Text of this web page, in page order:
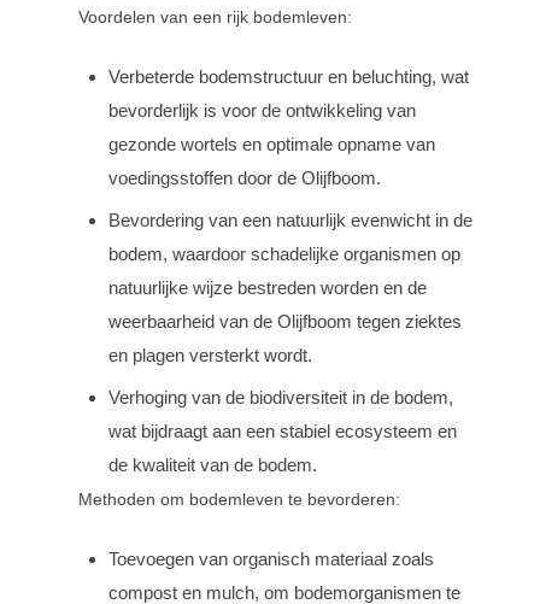
Voordelen van een rijk bodemleven:
Verbeterde bodemstructuur en beluchting, wat
bevorderlijk is voor de ontwikkeling van
gezonde wortels en optimale opname van
voedingsstoffen door de Olijfboom.
Bevordering van een natuurlijk evenwicht in de
bodem, waardoor schadelijke organismen op
natuurlijke wijze bestreden worden en de
weerbaarheid van de Olijfboom tegen ziektes
en plagen versterkt wordt.
Verhoging van de biodiversiteit in de bodem,
wat bijdraagt aan een stabiel ecosysteem en
de kwaliteit van de bodem.
Methoden om bodemleven te bevorderen:
Toevoegen van organisch materiaal zoals
compost en mulch, om bodemorganismen te